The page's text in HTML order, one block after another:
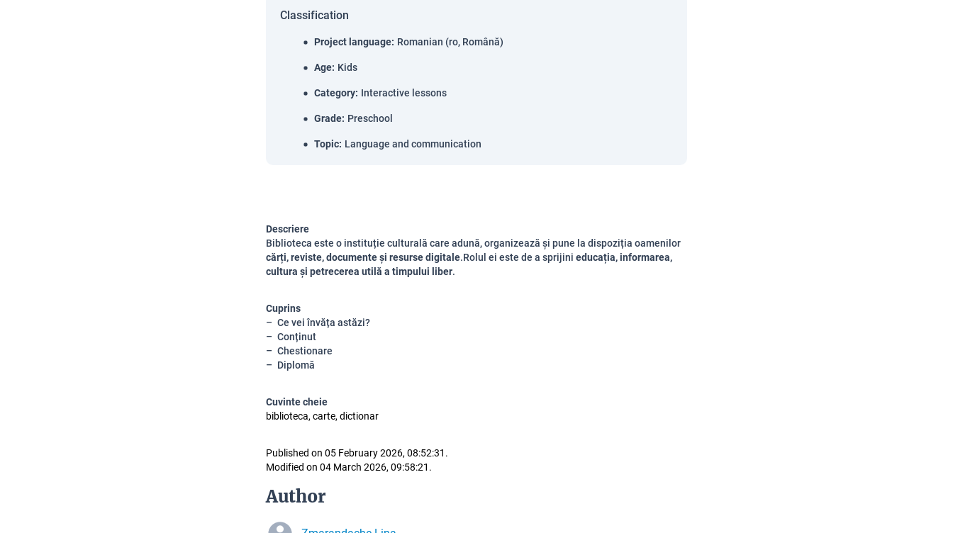
Classification
Project language: Romanian (ro, Română)
Age: Kids
Category: Interactive lessons
Grade: Preschool
Topic: Language and communication
Descriere
Biblioteca este o instituție culturală care adună, organizează și pune la dispoziția oamenilor
cărți, reviste, documente și resurse digitale.Rolul ei este de a sprijini educația, informarea,
cultura și petrecerea utilă a timpului liber.
Cuprins
Ce vei învăța astăzi?
Conținut
Chestionare
Diplomă
Cuvinte cheie
biblioteca, carte, dictionar
Published on 05 February 2026, 08:52:31.
Modified on 04 March 2026, 09:58:21.
Author